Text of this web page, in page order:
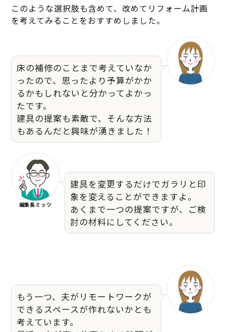
このような選択肢も含めて、改めてリフォーム計画
を考えてみることをおすすめしました。
床の補修のことまで考えていなか
ったので、思ったより予算がかか
るかもしれないと分かってよかっ
たです。
建具の提案も素敵で、そんな方法
もあるんだと興味が湧きました！
編集長ミッツ
建具を変更するだけでガラリと印
象を変えることができますよ。
あくまで一つの提案ですが、ご検
討の材料にしてください。
もう一つ、夫がリモートワークが
できるスペースが作れないかとも
考えています。